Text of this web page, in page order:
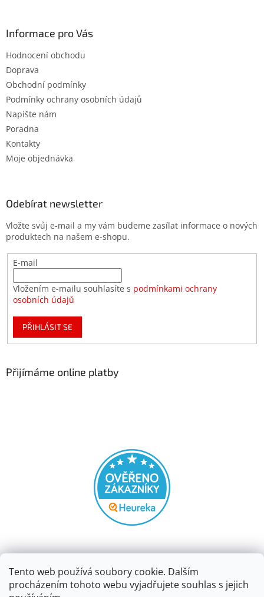
Tento web používá soubory cookie. Dalším
procházením tohoto webu vyjadřujete souhlas s jejich
Informace pro Vás
Hodnocení obchodu
Doprava
Obchodní podmínky
Podmínky ochrany osobních údajů
Napište nám
Poradna
Kontakty
Moje objednávka
Odebírat newsletter
Vložte svůj e-mail a my vám budeme zasílat informace o nových
produktech na našem e-shopu.
E-mail
Vložením e-mailu souhlasíte s podmínkami ochrany
osobních údajů
PŘIHLÁSIT SE
Přijímáme online platby